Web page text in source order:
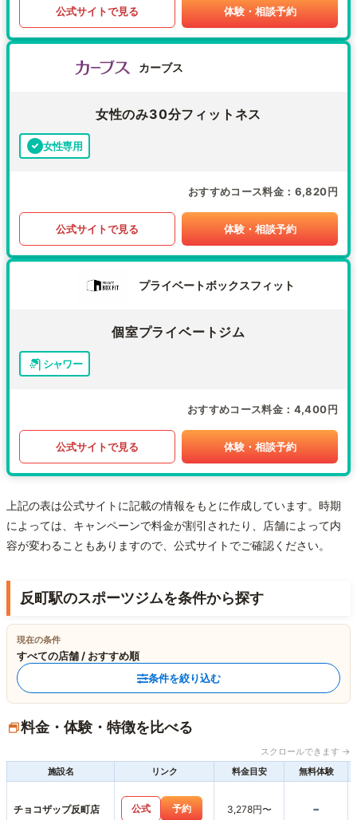
公式サイトで見る 体験・相談予約
カーブス
女性のみ30分フィットネス
女性専用
おすすめコース料金 6,820円
公式サイトで見る 体験・相談予約
プライベートボックスフィット
個室プライベートジム
シャワー
おすすめコース料金 4,400円
公式サイトで見る 体験・相談予約
上記の表は公式サイトに記載の情報をもとに作成しています。時期
によっては、キャンペーンで料金が割引されたり、店舗によって内
容が変わることもありますので、公式サイトでご確認ください。
反町駅のスポーツジムを条件から探す
現在の条件
すべての店舗 / おすすめ順
条件を絞り込む
料金・体験・特徴を比べる
スクロールできます →
施設名
リンク 料金目安 無料体験
チョコザップ反町店 公式 予約 3,278円〜 -